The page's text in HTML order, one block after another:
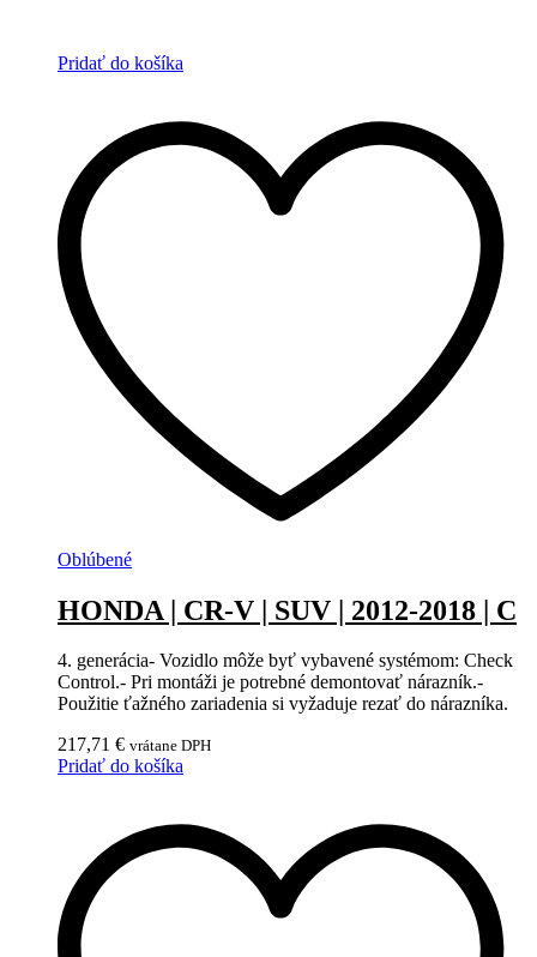
Pridať do košíka
Oblúbené
HONDA | CR-V | SUV | 2012-2018 | C
4. generácia- Vozidlo môže byť vybavené systémom: Check
Control.- Pri montáži je potrebné demontovať nárazník.-
Použitie ťažného zariadenia si vyžaduje rezať do nárazníka.
217,71 € vrátane DPH
Pridať do košíka